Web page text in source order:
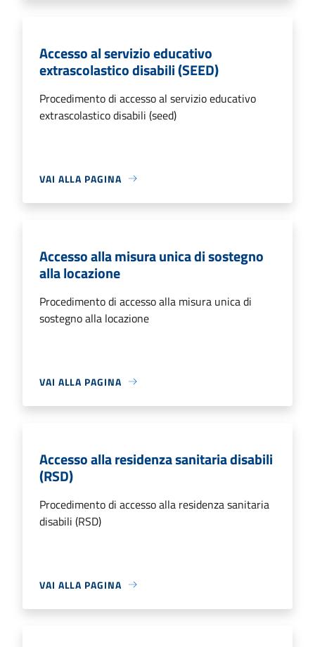
Accesso al servizio educativo
extrascolastico disabili (SEED)
Procedimento di accesso al servizio educativo
extrascolastico disabili (seed)
VAI ALLA PAGINA
Accesso alla misura unica di sostegno
alla locazione
Procedimento di accesso alla misura unica di
sostegno alla locazione
VAI ALLA PAGINA
Accesso alla residenza sanitaria disabili
(RSD)
Procedimento di accesso alla residenza sanitaria
disabili (RSD)
VAI ALLA PAGINA